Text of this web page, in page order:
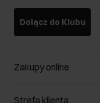
Dołącz do Klubu
Zakupy online
Zarządzaj cookies
Strefa klienta